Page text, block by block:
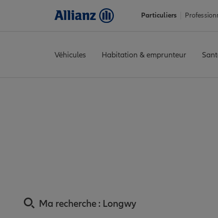
Particuliers
Véhicules Habitation & emprunteur
Ma recherche : Longwy